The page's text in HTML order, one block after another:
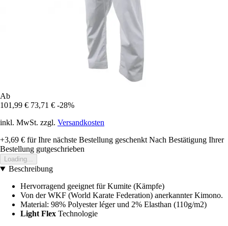
Ab
101,99 € 73,71 € -28%
inkl. MwSt. zzgl. Versandkosten
+3,69 € für Ihre nächste Bestellung geschenkt Nach Bestätigung Ihrer
Bestellung gutgeschrieben
Loading...
Beschreibung
Hervorragend geeignet für Kumite (Kämpfe)
Von der WKF (World Karate Federation) anerkannter Kimono.
Material: 98% Polyester léger und 2% Elasthan (110g/m2)
Light Flex Technologie